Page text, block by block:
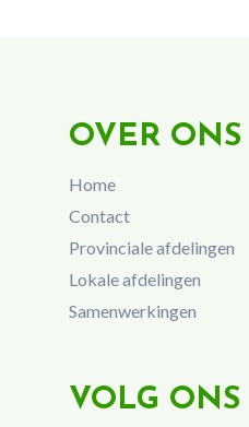
OVER ONS
Home
Contact
Provinciale afdelingen
Lokale afdelingen
Samenwerkingen
VOLG ONS